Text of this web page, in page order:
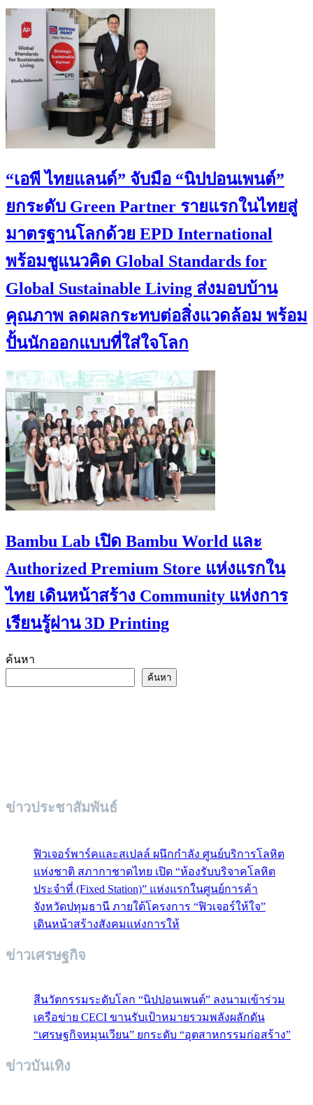
“เอพี ไทยแลนด์” จับมือ “นิปปอนเพนต์”
ยกระดับ Green Partner รายแรกในไทยสู่
มาตรฐานโลกด้วย EPD International
พร้อมชูแนวคิด Global Standards for
Global Sustainable Living ส่งมอบบ้าน
คุณภาพ ลดผลกระทบต่อสิ่งแวดล้อม พร้อม
ปั้นนักออกแบบที่ใส่ใจโลก
Bambu Lab เปิด Bambu World และ
Authorized Premium Store แห่งแรกใน
ไทย เดินหน้าสร้าง Community แห่งการ
เรียนรู้ผ่าน 3D Printing
ค้นหา
ค้นหา
ข่าวประชาสัมพันธ์
ฟิวเจอร์พาร์คและสเปลล์ ผนึกกำลัง ศูนย์บริการโลหิต
แห่งชาติ สภากาชาดไทย เปิด “ห้องรับบริจาคโลหิต
ประจำที่ (Fixed Station)” แห่งแรกในศูนย์การค้า
จังหวัดปทุมธานี ภายใต้โครงการ “ฟิวเจอร์ให้ใจ”
เดินหน้าสร้างสังคมแห่งการให้
ข่าวเศรษฐกิจ
สีนวัตกรรมระดับโลก “นิปปอนเพนต์” ลงนามเข้าร่วม
เครือข่าย CECI ขานรับเป้าหมายรวมพลังผลักดัน
“เศรษฐกิจหมุนเวียน” ยกระดับ “อุตสาหกรรมก่อสร้าง”
ข่าวบันเทิง